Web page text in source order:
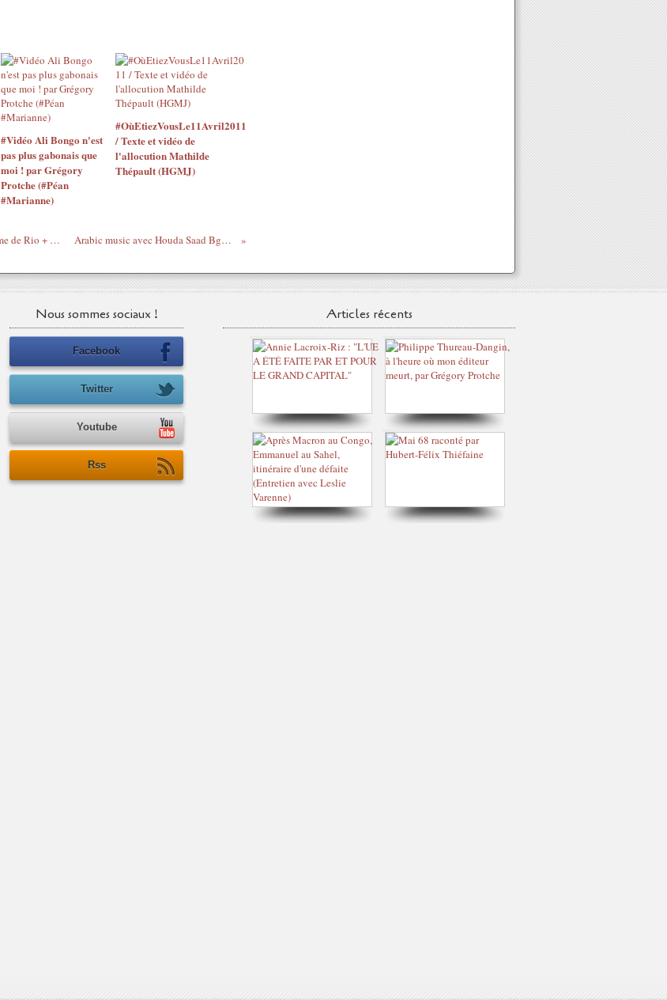
#Vidéo Ali Bongo n'est
pas plus gabonais que
moi ! par Grégory
Protche (#Péan
#Marianne)
#OùEtiezVousLe11Avril2011
/ Texte et vidéo de
l'allocution Mathilde
Thépault (HGMJ)
la journée Mondiale de l'environnement sur le thème de Rio + 20 ...du 24 mai au 1 er juin 2012 à l'institut français de Libreville (Gabon) Arabic music avec Houda Saad Bghitou Wella Krahtou هدى سعد بغيتو ولا كرهتو
Nous sommes sociaux !
Facebook
Twitter
Youtube
Rss
Articles récents